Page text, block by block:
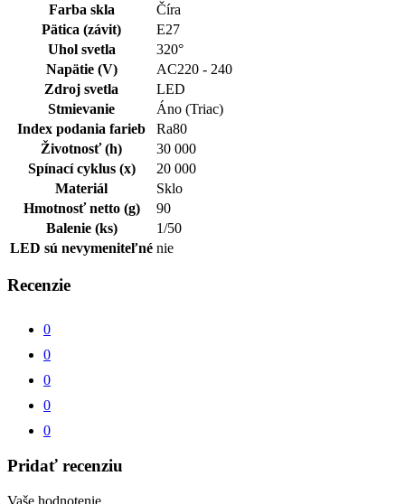
Farba skla
Číra
Pätica (závit)
E27
Uhol svetla
320°
Napätie (V)
AC220 - 240
Zdroj svetla
LED
Stmievanie
Áno (Triac)
Index podania farieb
Ra80
Životnosť (h)
30 000
Spínací cyklus (x)
20 000
Materiál
Sklo
Hmotnosť netto (g)
90
Balenie (ks)
1/50
LED sú nevymeniteľné nie
Recenzie
0
0
0
0
0
Pridať recenziu
Vaše hodnotenie